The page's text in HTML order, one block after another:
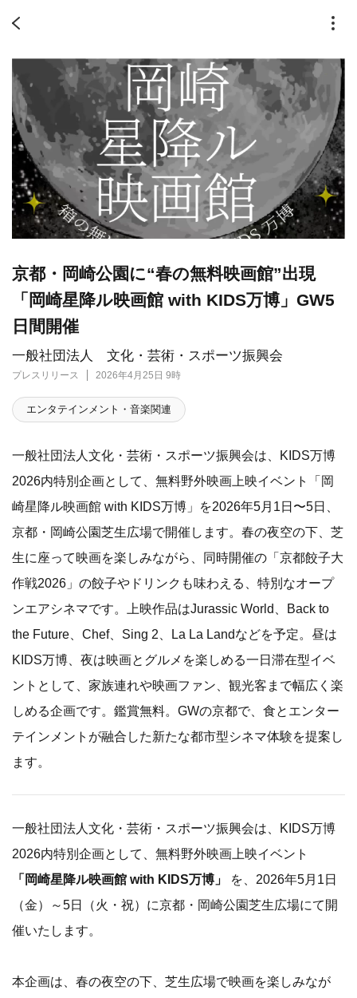
一般社団法人 文化・芸術・スポーツ振興会
プレスリリース 2026年4月25日 9時
京都・岡崎公園に“春の無料映画館”出現
「岡崎星降ル映画館 with KIDS万博」GW5
日間開催
エンタテインメント・音楽関連
一般社団法人文化・芸術・スポーツ振興会は、KIDS万博
2026内特別企画として、無料野外映画上映イベント「岡
崎星降ル映画館 with KIDS万博」を2026年5月1日〜5日、
京都・岡崎公園芝生広場で開催します。春の夜空の下、芝
生に座って映画を楽しみながら、同時開催の「京都餃子大
作戦2026」の餃子やドリンクも味わえる、特別なオープ
ンエアシネマです。上映作品はJurassic World、Back to
the Future、Chef、Sing 2、La La Landなどを予定。昼は
KIDS万博、夜は映画とグルメを楽しめる一日滞在型イベ
ントとして、家族連れや映画ファン、観光客まで幅広く楽
しめる企画です。鑑賞無料。GWの京都で、食とエンター
テインメントが融合した新たな都市型シネマ体験を提案し
ます。
一般社団法人文化・芸術・スポーツ振興会は、KIDS万博
2026内特別企画として、無料野外映画上映イベント
「岡崎星降ル映画館 with KIDS万博」
を、2026年5月1日
（金）～5日（火・祝）に京都・岡崎公園芝生広場にて開
催いたします。
本企画は、春の夜空の下、芝生広場で映画を楽しみなが